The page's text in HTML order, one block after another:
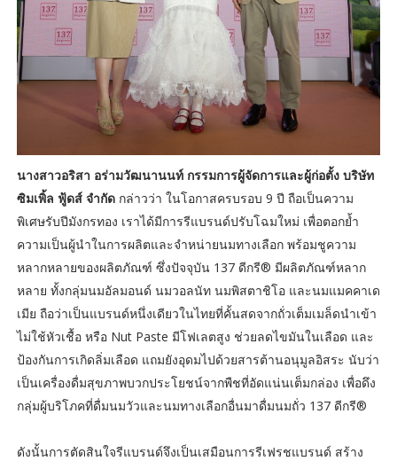
นางสาวอริสา อร่ามวัฒนานนท์ กรรมการผู้จัดการและผู้ก่อตั้ง บริษัท
ซิมเพิ้ล ฟู้ดส์ จำกัดกล่าวว่า ในโอกาสครบรอบ 9 ปี ถือเป็นความ
พิเศษรับปีมังกรทอง เราได้มีการรีแบรนด์ปรับโฉมใหม่ เพื่อตอกย้ำ
ความเป็นผู้นำในการผลิตและจำหน่ายนมทางเลือก พร้อมชูความ
หลากหลายของผลิตภัณฑ์ ซึ่งปัจจุบัน 137 ดีกรี® มีผลิตภัณฑ์หลาก
หลาย ทั้งกลุ่มนมอัลมอนด์ นมวอลนัท นมพิสตาชิโอ และนมแมคคาเด
เมีย ถือว่าเป็นแบรนด์หนึ่งเดียวในไทยที่คั้นสดจากถั่วเต็มเมล็ดนำเข้า
ไม่ใช้หัวเชื้อ หรือ Nut Paste มีโฟเลตสูง ช่วยลดไขมันในเลือด และ
ป้องกันการเกิดลิ่มเลือด แถมยังอุดมไปด้วยสารต้านอนุมูลอิสระ นับว่า
เป็นเครื่องดื่มสุขภาพบวกประโยชน์จากพืชที่อัดแน่นเต็มกล่อง เพื่อดึง
กลุ่มผู้บริโภคที่ดื่มนมวัวและนมทางเลือกอื่นมาดื่มนมถั่ว 137 ดีกรี®
ดังนั้นการตัดสินใจรีแบรนด์จึงเป็นเสมือนการรีเฟรชแบรนด์ สร้าง